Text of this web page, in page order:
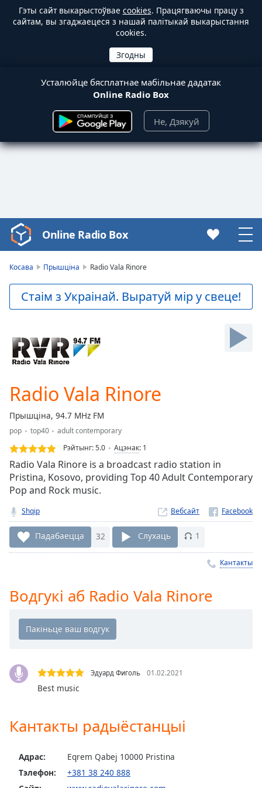
Гэты сайт выкарыстоўвае cookies. Працягваючы працу з
сайтам, вы згаджаецеся з нашай палітыкай выкарыстання
cookies.
Усталюйце бясплатнае мабільнае дадатак
Online Radio Box
Не, Дзякуй
Video
Player
Video
Backward
Skip
Forward
Current
Time0:00
Duration
Loaded:
0.00%
Stream
TypeLIVE
Seek to
live,
currently
behind
liveLIVE
Remaining
Time-
Playback
Chapters
Descriptions
selected
subtitles
settings
Online Radio Box
Косава Прышціна Radio Vala Rinore
Стаім з Украінай. Выратуй мір у свеце!
Radio Vala Rinore
Прышціна, 94.7 MHz FM
pop top40
adult contemporary
Рэйтынг:5.0 Ацэнак: 1
Radio Vala Rinore is a broadcast radio station in
Pristina, Kosovo, providing Top 40 Adult Contemporary
Pop and Rock music.
Shqip Вебсайт
Падабаецца 32 Слухаць 1
Кантакты
Водгукі аб Radio Vala Rinore
Эдуард Фиголь 01.02.2021
Best music
Кантакты радыёстанцыі
Адрас:
Eqrem Qabej 10000 Pristina
Тэлефон:
+381 38 240 888